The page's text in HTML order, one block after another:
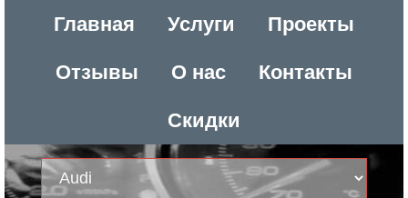
Главная Услуги Проекты
Отзывы О нас Контакты
Скидки